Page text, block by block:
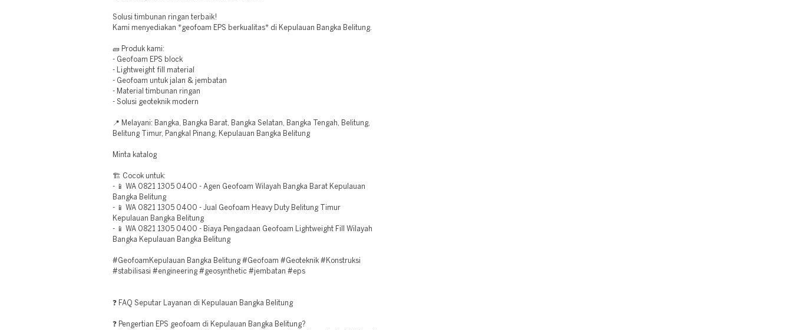
Solusi timbunan ringan terbaik!
Kami menyediakan *geofoam EPS berkualitas* di Kepulauan Bangka Belitung.
🧱 Produk kami:
- Geofoam EPS block
- Lightweight fill material
- Geofoam untuk jalan & jembatan
- Material timbunan ringan
- Solusi geoteknik modern
📍 Melayani: Bangka, Bangka Barat, Bangka Selatan, Bangka Tengah, Belitung,
Belitung Timur, Pangkal Pinang, Kepulauan Bangka Belitung
Minta katalog
🏗️ Cocok untuk:
- 📱 WA 0821 1305 0400 - Agen Geofoam Wilayah Bangka Barat Kepulauan
Bangka Belitung
- 📱 WA 0821 1305 0400 - Jual Geofoam Heavy Duty Belitung Timur
Kepulauan Bangka Belitung
- 📱 WA 0821 1305 0400 - Biaya Pengadaan Geofoam Lightweight Fill Wilayah
Bangka Kepulauan Bangka Belitung
#GeofoamKepulauan Bangka Belitung #Geofoam #Geoteknik #Konstruksi
#stabilisasi #engineering #geosynthetic #jembatan #eps
❓ FAQ Seputar Layanan di Kepulauan Bangka Belitung
❓ Pengertian EPS geofoam di Kepulauan Bangka Belitung?